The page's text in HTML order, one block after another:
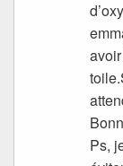
Ps,